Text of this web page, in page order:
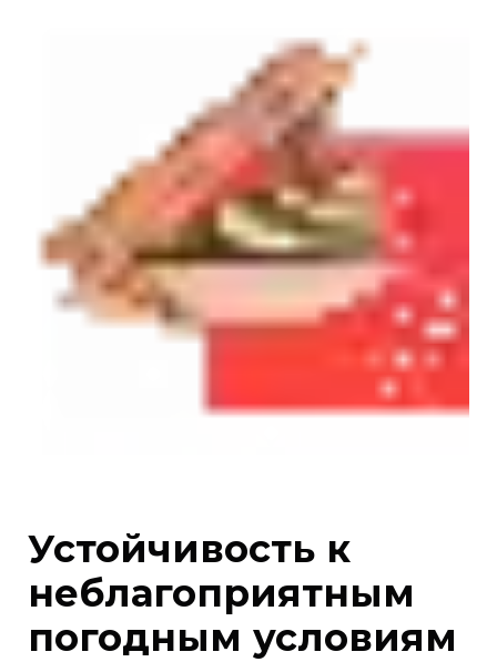
Устойчивость к
неблагоприятным
погодным условиям